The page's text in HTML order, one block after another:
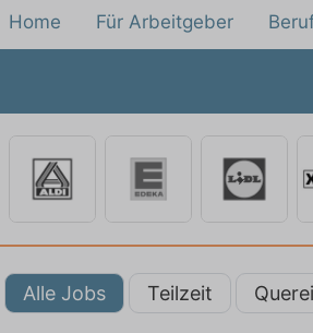
Home Für Arbeitgeber
Alle Jobs Teilzeit